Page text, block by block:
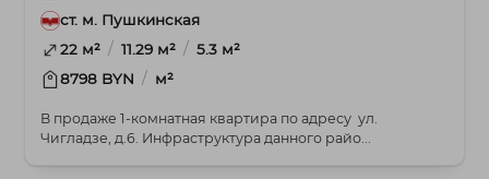
ст. м. Пушкинская
22 м² / 11.29 м² / 5.3 м²
8798 BYN / м²
В продаже 1-комнатная квартира по адресу ул.
Чигладзе, д.6. Инфраструктура данного райо...